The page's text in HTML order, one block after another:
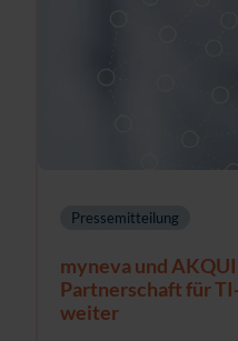
Pressemitteilung
myneva und
Partnerschaft für
weiter